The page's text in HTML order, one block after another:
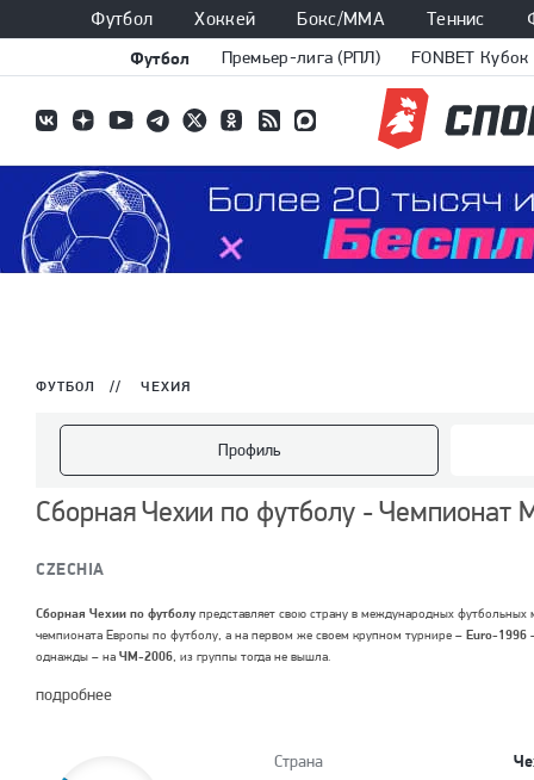
Футбол Хоккей Бокс/ММА Теннис
Футбол
Премьер-лига (РПЛ) FONBET Кубок
ФУТБОЛ // ЧЕХИЯ
Профиль
Сборная Чехии по футболу - Чемпионат
CZECHIA
Сборная Чехии по футболу представляет свою страну в международных футбольных
чемпионата Европы по футболу, а на первом же своем крупном турнире – Euro-1996
однажды – на ЧМ-2006, из группы тогда не вышла.
подробнее
Страна